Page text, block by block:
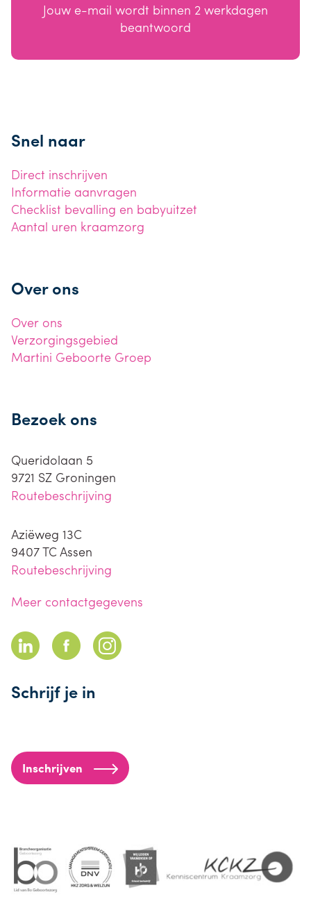
Jouw e-mail wordt binnen 2 werkdagen
beantwoord
Snel naar
Direct inschrijven
Informatie aanvragen
Checklist bevalling en babyuitzet
Aantal uren kraamzorg
Over ons
Over ons
Verzorgingsgebied
Martini Geboorte Groep
Bezoek ons
Queridolaan 5
9721 SZ Groningen
Routebeschrijving
Aziëweg 13C
9407 TC Assen
Routebeschrijving
Meer contactgegevens
Schrijf je in
Inschrijven